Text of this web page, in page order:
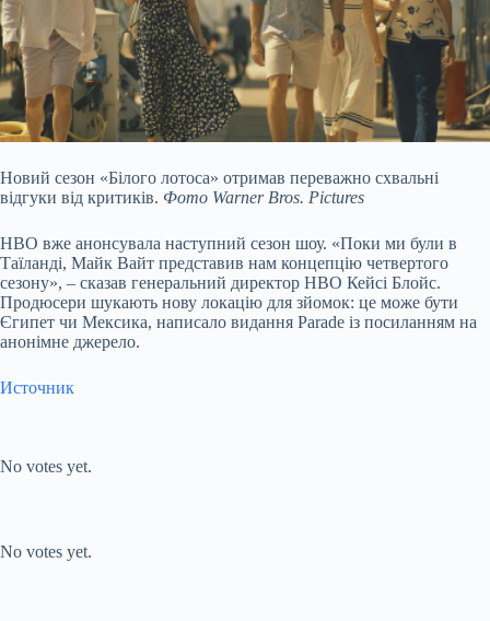
Новий сезон «Білого лотоса» отримав переважно схвальні
відгуки від критиків. Фото Warner Bros. Pictures
HBO вже анонсувала наступний сезон шоу. «Поки ми були в
Таїланді, Майк Вайт представив нам концепцію четвертого
сезону», – сказав генеральний директор HBO Кейсі Блойс.
Продюсери шукають нову локацію для зйомок: це може бути
Єгипет чи Мексика, написало видання Parade із посиланням на
анонімне джерело.
Источник
No votes yet.
No votes yet.